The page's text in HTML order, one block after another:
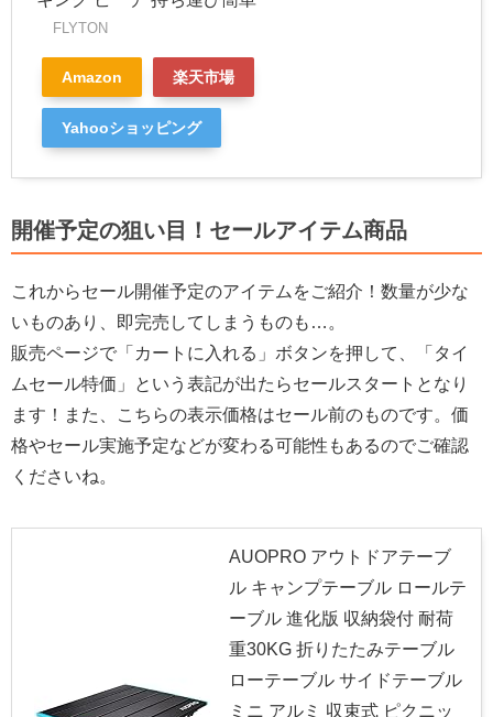
FLYTON
Amazon 楽天市場
Yahooショッピング
開催予定の狙い目！セールアイテム商品
これからセール開催予定のアイテムをご紹介！数量が少な
いものあり、即完売してしまうものも…。
販売ページで「カートに入れる」ボタンを押して、「タイ
ムセール特価」という表記が出たらセールスタートとなり
ます！また、こちらの表示価格はセール前のものです。価
格やセール実施予定などが変わる可能性もあるのでご確認
くださいね。
AUOPRO アウトドアテーブ
ル キャンプテーブル ロールテ
ーブル 進化版 収納袋付 耐荷
重30KG 折りたたみテーブル
ローテーブル サイドテーブル
ミニ アルミ 収束式 ピクニッ